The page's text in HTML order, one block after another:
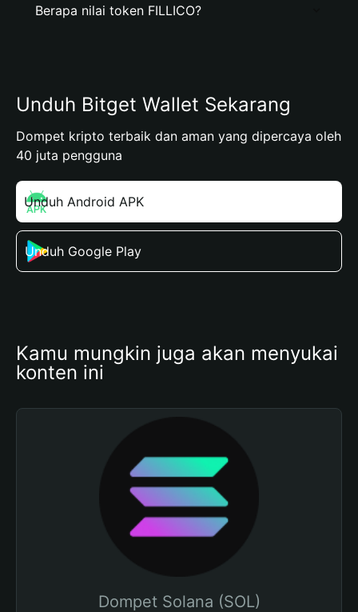
Berapa nilai token FILLICO?
Unduh Bitget Wallet Sekarang
Dompet kripto terbaik dan aman yang dipercaya oleh
40 juta pengguna
Unduh Android APK
Unduh Google Play
Kamu mungkin juga akan menyukai
konten ini
Dompet Solana (SOL)